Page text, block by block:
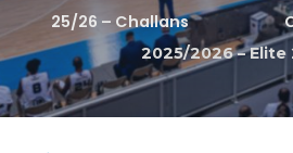
25/26 – Challans
2025/2026 – Elite